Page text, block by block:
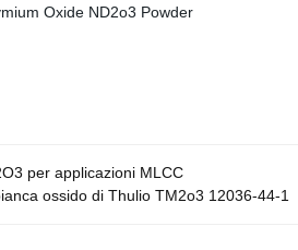
per applicazioni MLCC
ossido di Thulio TM2o3 12036-44-1